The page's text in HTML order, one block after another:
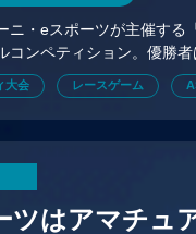
ニ・eスポーツが主催す
コンペティション。優勝
バーになる機会が与えら
大会 レースゲーム
ツはアマチュ